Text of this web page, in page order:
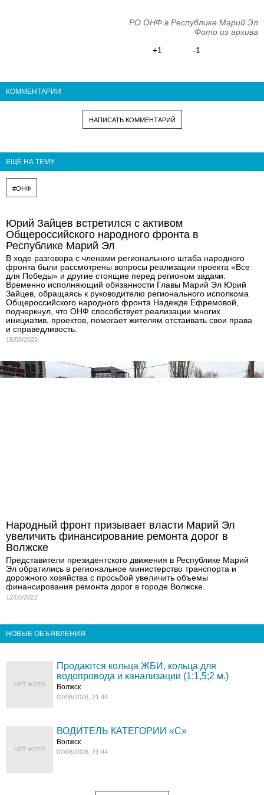
РО ОНФ в Республике Марий Эл
Фото из архива
+1
-1
КОММЕНТАРИИ
НАПИСАТЬ КОММЕНТАРИЙ
ЕЩЁ НА ТЕМУ
#ОНФ
Юрий Зайцев встретился с активом
Общероссийского народного фронта в
Республике Марий Эл
В ходе разговора с членами регионального штаба народного
фронта были рассмотрены вопросы реализации проекта «Все
для Победы» и другие стоящие перед регионом задачи.
Временно исполняющий обязанности Главы Марий Эл Юрий
Зайцев, обращаясь к руководителю регионального исполкома
Общероссийского народного фронта Надежде Ефремовой,
подчеркнул, что ОНФ способствует реализации многих
инициатив, проектов, помогает жителям отстаивать свои права
и справедливость.
15/08/2022
Народный фронт призывает власти Марий Эл
увеличить финансирование ремонта дорог в
Волжске
Представители президентского движения в Республике Марий
Эл обратились в региональное министерство транспорта и
дорожного хозяйства с просьбой увеличить объемы
финансирования ремонта дорог в городе Волжске.
12/05/2022
НОВЫЕ ОБЪЯВЛЕНИЯ
НЕТ ФОТО
Продаются кольца ЖБИ, кольца для
водопровода и канализации (1;1,5;2 м.)
Волжск
02/08/2026, 21:44
НЕТ ФОТО
ВОДИТЕЛЬ КАТЕГОРИИ «C»
Волжск
02/08/2026, 21:44